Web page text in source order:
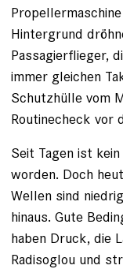
Hintergrund
Passagierflieger,
immer gleichen
Schutzhülle vom
Routinecheck vor
Seit Tagen ist
worden. Doch
Wellen sind
hinaus. Gute
haben Druck, die
Radisoglou und